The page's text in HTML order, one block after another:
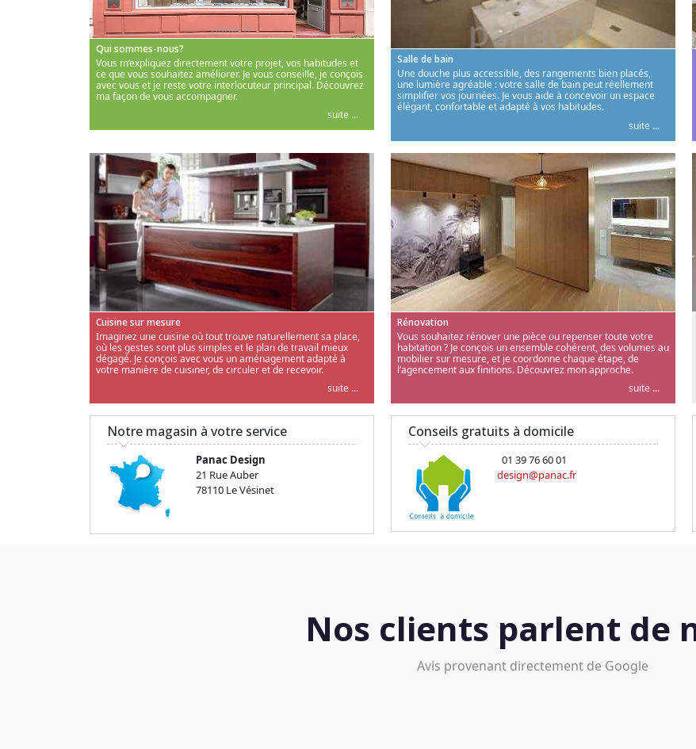
Qui sommes-nous?
Vous m’expliquez directement votre projet, vos habitudes et
ce que vous souhaitez améliorer. Je vous conseille, je conçois
avec vous et je reste votre interlocuteur principal. Découvrez
ma façon de vous accompagner.
suite ...
Salle de bain
Une douche plus accessible, des rangements bien placés,
une lumière agréable : votre salle de bain peut réellement
simplifier vos journées. Je vous aide à concevoir un espace
élégant, confortable et adapté à vos habitudes.
suite ...
Cuisine sur mesure
Imaginez une cuisine où tout trouve naturellement sa place,
où les gestes sont plus simples et le plan de travail mieux
dégagé. Je conçois avec vous un aménagement adapté à
votre manière de cuisiner, de circuler et de recevoir.
suite ...
Rénovation
Vous souhaitez rénover une pièce ou repenser toute votre
habitation ? Je conçois un ensemble cohérent, des volumes au
mobilier sur mesure, et je coordonne chaque étape, de
l’agencement aux finitions. Découvrez mon approche.
suite ...
Notre magasin à votre service
Panac Design
21 Rue Auber
78110 Le Vésinet
Conseils gratuits à domicile
01 39 76 60 01
design@panac.fr
Nos clients parlent de
Avis provenant directement de Google